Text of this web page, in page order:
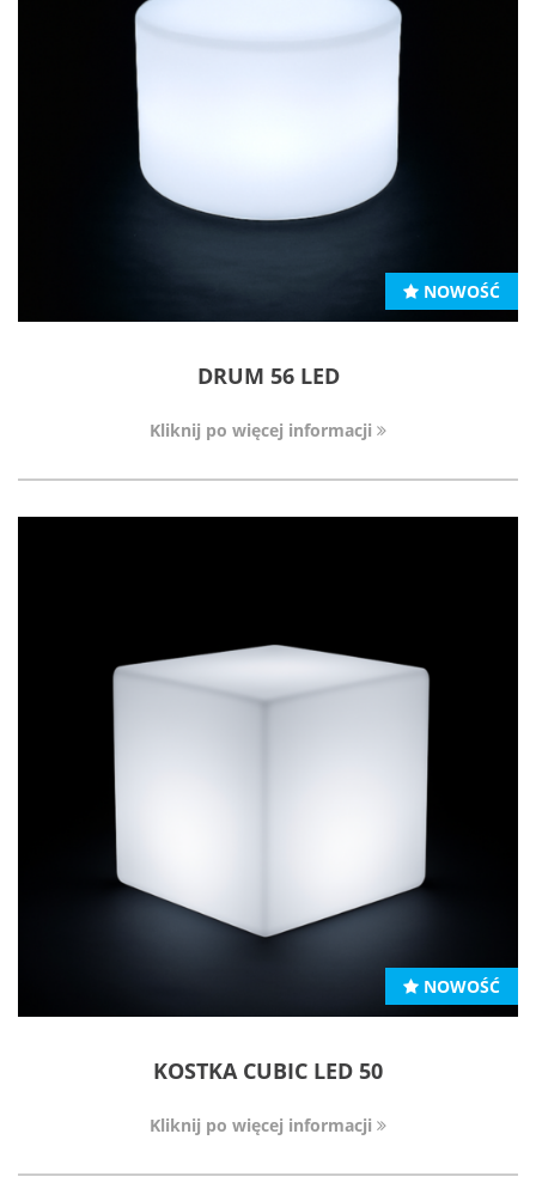
NOWOŚĆ
DRUM 56 LED
Kliknij po więcej informacji
NOWOŚĆ
KOSTKA CUBIC LED 50
Kliknij po więcej informacji